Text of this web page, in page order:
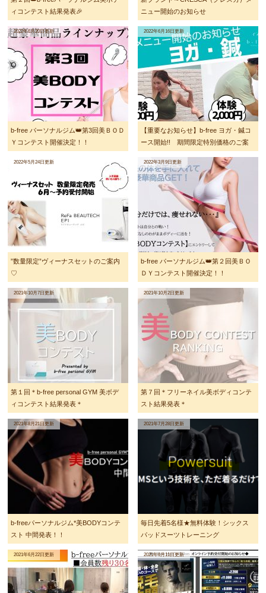
ィコンテスト結果発表🎉
ニュー開始のお知らせ
b-free パーソナルジム👑第3回美ＢＯＤ
Ｙコンテスト開催決定！！
2022年6月20日更新
【重要なお知らせ】b-free ヨガ・鍼コ
ース開始!! 期間限定特別価格のご案
2022年6月16日更新
”数量限定”ヴィーナスセットのご案内
♡
2022年5月24日更新
b-free パーソナルジム👑第２回美ＢＯ
ＤＹコンテスト開催決定！！
2022年3月9日更新
第１回＊b-free personal GYM 美ボデ
ィコンテスト結果発表＊
2021年10月7日更新
第７回＊フリーネイル美ボディコンテ
スト結果発表＊
2021年10月2日更新
b-freeパーソナルジム*美BODYコンテ
スト 中間発表！！
2021年8月21日更新
毎日先着5名様★無料体験！シックス
パッドスーツトレーニング
2021年7月28日更新
2021年6月22日更新 2021年6月11日更新